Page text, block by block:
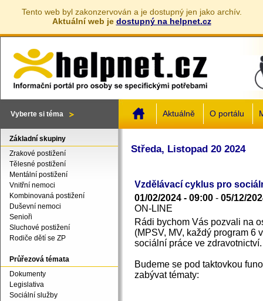
Tento web byl zakonzervován a je dostupný jen jako archív.
Aktuální web je dostupný na helpnet.cz
Vyberte si téma Aktuálně O portálu
Středa, Listopad 20 2024
Vzdělávací cyklus pro
01/02/2024 - 09:00 - 05/12/
ON-LINE
Rádi bychom Vás pozvali na
(MPSV, MV, každý program 6
sociální práce ve zdravotnictví.
Budeme se pod taktovkou
zabývat tématy:
Základní skupiny
Zrakové postižení
Tělesné postižení
Mentální postižení
Vnitřní nemoci
Kombinovaná postižení
Duševní nemoci
Senioři
Sluchové postižení
Rodiče dětí se ZP
Průřezová témata
Dokumenty
Legislativa
Sociální služby